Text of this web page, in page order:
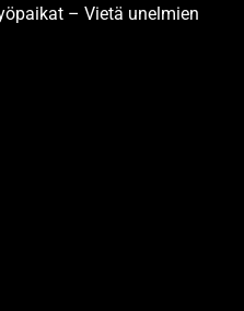
– Vietä unelmien